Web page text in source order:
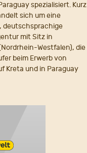
spezialisiert. Kurz
sich um eine
deutschsprachige
mit Sitz in
Westfalen), die
beim Erwerb von
Kreta und in Paraguay